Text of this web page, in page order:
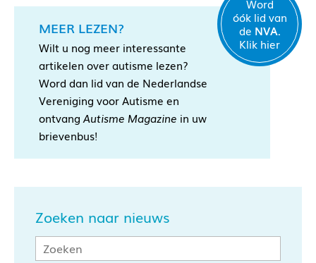
MEER LEZEN?
Wilt u nog meer interessante
artikelen over autisme lezen?
Word dan lid van de Nederlandse
Vereniging voor Autisme en
ontvang Autisme Magazine in uw
brievenbus!
Word
óók lid van
de NVA.
Klik hier
Zoeken naar nieuws